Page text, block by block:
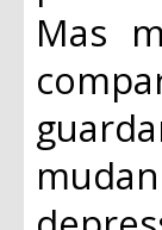
Mas